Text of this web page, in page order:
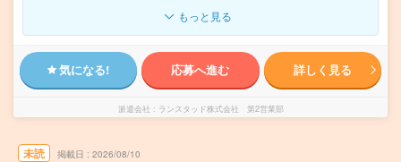
もっと見る
気になる! 応募へ進む 詳しく見る
派遣会社 ランスタッド株式会社 第2営業部
未読 掲載日 2026/08/10